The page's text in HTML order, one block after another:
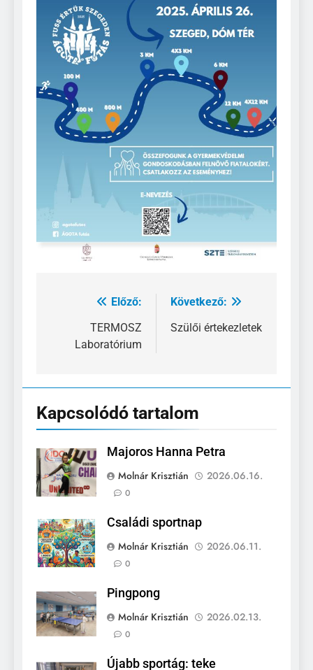
Bejegyzés
navigáció
Előző:
TERMOSZ
Laboratórium
Következő:
Szülői értekezletek
Kapcsolódó tartalom
Majoros Hanna Petra
Molnár Krisztián
2026.06.16.
0
Családi sportnap
Molnár Krisztián
2026.06.11.
0
Pingpong
Molnár Krisztián
2026.02.13.
0
Újabb sportág: teke